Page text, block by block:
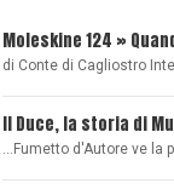
Moleskine 124 »
di Conte di Cagliostro
Il Duce, la storia di
...Fumetto d'Autore ve la